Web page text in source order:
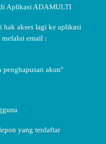
Aplikasi ADAMULTI
akses lagi ke aplikasi
melalui email :
penghapusan akun"
yang terdaftar